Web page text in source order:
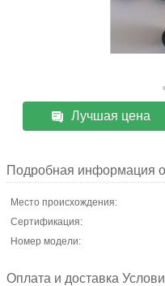
Лучшая цена
Подробная информация о
Место происхождения:
Сертификация:
Номер модели:
Оплата и доставка